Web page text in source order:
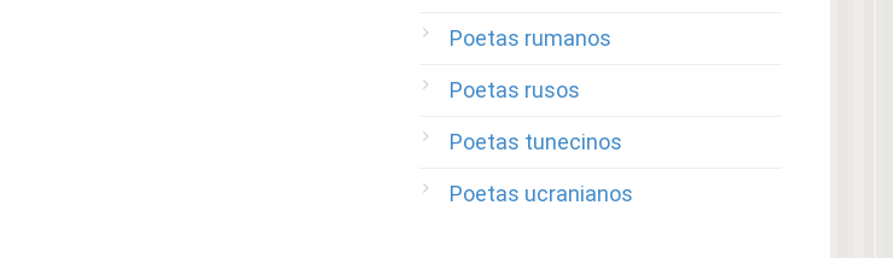
Poetas rumanos
Poetas rusos
Poetas tunecinos
Poetas ucranianos